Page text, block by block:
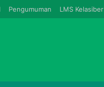
Pengumuman LMS Kelasiber